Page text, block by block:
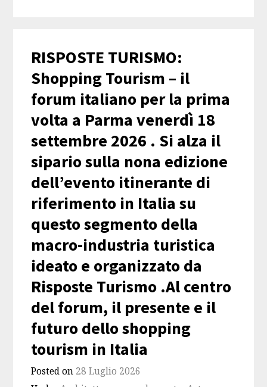
RISPOSTE TURISMO:
Shopping Tourism – il
forum italiano per la prima
volta a Parma venerdì 18
settembre 2026 . Si alza il
sipario sulla nona edizione
dell’evento itinerante di
riferimento in Italia su
questo segmento della
macro-industria turistica
ideato e organizzato da
Risposte Turismo .Al centro
del forum, il presente e il
futuro dello shopping
tourism in Italia
Posted on 28 Luglio 2026